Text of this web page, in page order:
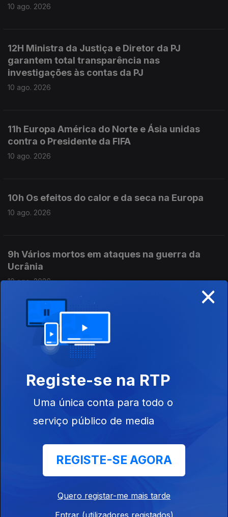
10 ago. 2026
12H Ministra da Justiça e Diretor da PJ
garantem total transparência nas
investigações às contas da PJ
10 ago. 2026
11h Europa América do Norte e Ásia unidas
contra o Presidente da FIFA
10 ago. 2026
10h Os efeitos do calor e da seca na Europa
10 ago. 2026
9h Vários mortos em ataques na guerra da
Ucrânia
10 ago. 2026
8h O aumento da temperatura dos oceanos
10 ago. 2026
7h Superfície do oceano cada vez mais quente
incêndios na Europa
×
Registe-se na RTP
Uma única conta para todo o
serviço público de media
REGISTE-SE AGORA
Quero registar-me mais tarde
Entrar (utilizadores registados)